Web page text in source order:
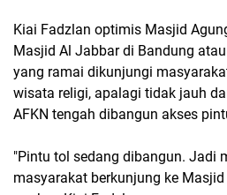
Kiai Fadzlan optimis Masjid
Masjid Al Jabbar di Bandung
yang ramai dikunjungi
wisata religi, apalagi tidak jauh
AFKN tengah dibangun akses
"Pintu tol sedang dibangun. Jadi
masyarakat berkunjung ke Masjid